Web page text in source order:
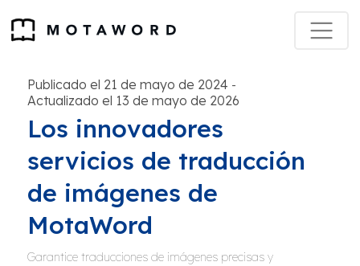
Publicado el 21 de mayo de 2024 -
Actualizado el 13 de mayo de 2026
Los innovadores
servicios de traducción
de imágenes de
MotaWord
Garantice traducciones de imágenes precisas y